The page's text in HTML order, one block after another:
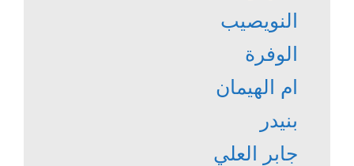
النويصيب
الوفرة
ام الهيمان
بنيدر
جابر العلي